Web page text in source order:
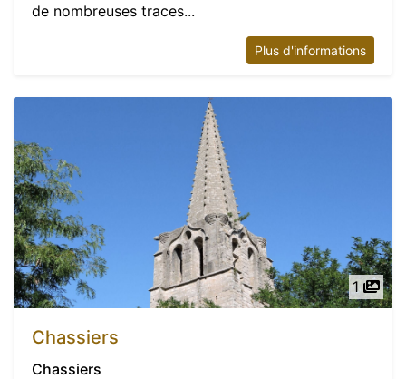
de nombreuses traces...
Plus d'informations
1
Chassiers
Chassiers